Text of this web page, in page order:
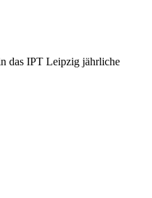
das IPT Leipzig jährliche